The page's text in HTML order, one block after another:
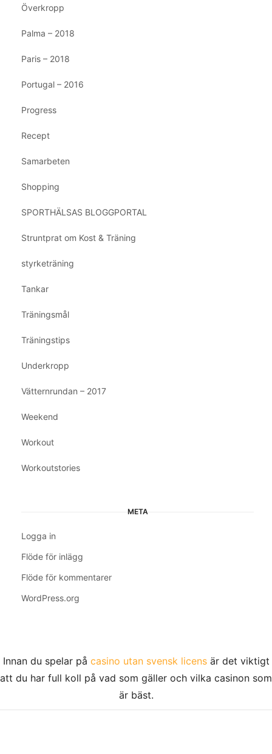
Överkropp
Palma – 2018
Paris – 2018
Portugal – 2016
Progress
Recept
Samarbeten
Shopping
SPORTHÄLSAS BLOGGPORTAL
Struntprat om Kost & Träning
styrketräning
Tankar
Träningsmål
Träningstips
Underkropp
Vätternrundan – 2017
Weekend
Workout
Workoutstories
META
Logga in
Flöde för inlägg
Flöde för kommentarer
WordPress.org
Innan du spelar på casino utan svensk licensär det viktigt
att du har full koll på vad som gäller och vilka casinon som
är bäst.